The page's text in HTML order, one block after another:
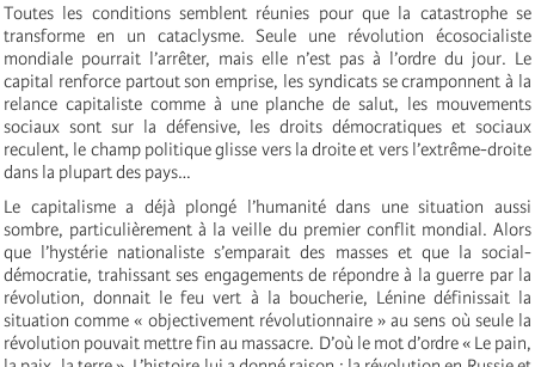
Toutes les conditions semblent réunies pour que la catastrophe se
transforme en un cataclysme. Seule une révolution écosocialiste
mondiale pourrait l’arrêter, mais elle n’est pas à l’ordre du jour. Le
capital renforce partout son emprise, les syndicats se cramponnent à la
relance capitaliste comme à une planche de salut, les mouvements
sociaux sont sur la défensive, les droits démocratiques et sociaux
reculent, le champ politique glisse vers la droite et vers l’extrême-droite
dans la plupart des pays…
Le capitalisme a déjà plongé l’humanité dans une situation aussi
sombre, particulièrement à la veille du premier conflit mondial. Alors
que l’hystérie nationaliste s’emparait des masses et que la social-
démocratie, trahissant ses engagements de répondre à la guerre par la
révolution, donnait le feu vert à la boucherie, Lénine définissait la
situation comme « objectivement révolutionnaire » au sens où seule la
révolution pouvait mettre fin au massacre. D’où le mot d’ordre « Le pain,